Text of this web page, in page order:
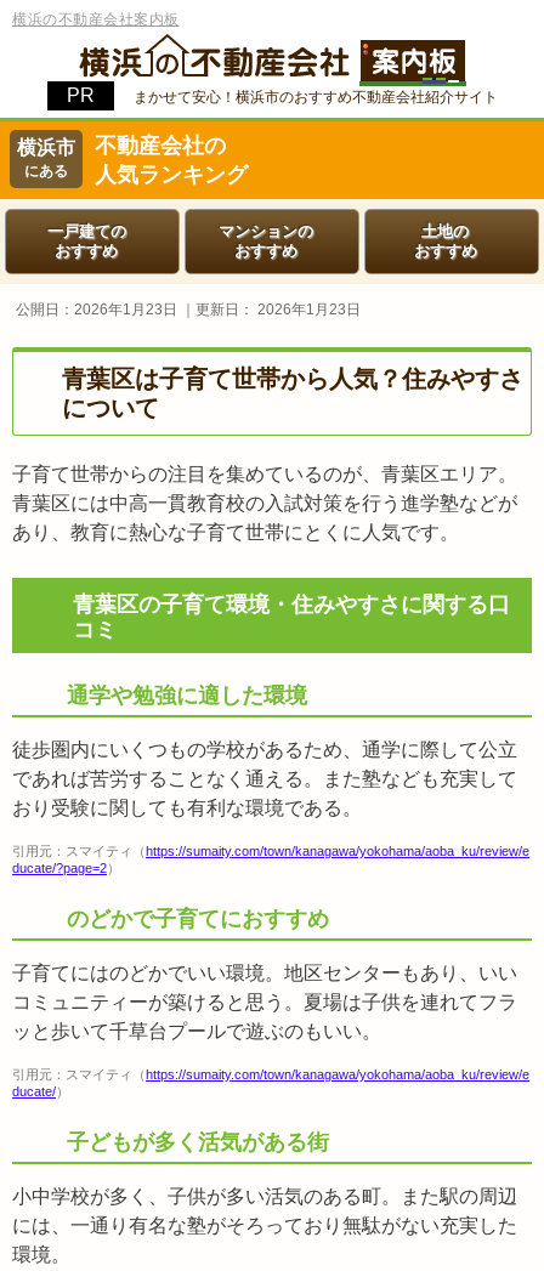
横浜の不動産会社案内板
まかせて安心！横浜市のおすすめ不動産会社紹介サイト
横浜市
にある
不動産会社の
人気ランキング
一戸建ての
おすすめ
マンションの
おすすめ
土地の
おすすめ
公開日：2026年1月23日 ｜更新日：2026年1月23日
青葉区は子育て世帯から人気？住みやすさ
について
子育て世帯からの注目を集めているのが、青葉区エリア。
青葉区には中高一貫教育校の入試対策を行う進学塾などが
あり、教育に熱心な子育て世帯にとくに人気です。
青葉区の子育て環境・住みやすさに関する口
コミ
通学や勉強に適した環境
徒歩圏内にいくつもの学校があるため、通学に際して公立
であれば苦労することなく通える。また塾なども充実して
おり受験に関しても有利な環境である。
引用元：スマイティ（https://sumaity.com/town/kanagawa/yokohama/aoba_ku/review/e
ducate/?page=2）
のどかで子育てにおすすめ
子育てにはのどかでいい環境。地区センターもあり、いい
コミュニティーが築けると思う。夏場は子供を連れてフラ
ッと歩いて千草台プールで遊ぶのもいい。
引用元：スマイティ（https://sumaity.com/town/kanagawa/yokohama/aoba_ku/review/e
ducate/）
子どもが多く活気がある街
小中学校が多く、子供が多い活気のある町。また駅の周辺
には、一通り有名な塾がそろっており無駄がない充実した
環境。